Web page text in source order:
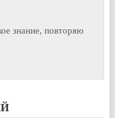
знание, повторяю